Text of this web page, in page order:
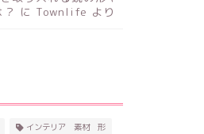
に Townlife より
インテリア 素材 形